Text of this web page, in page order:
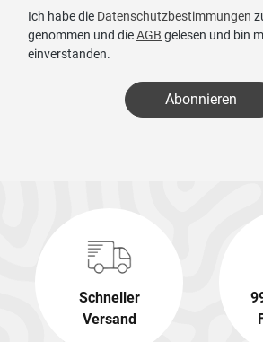
Ich habe die Datenschutzbestimmungen
genommen und dieAGB gelesen und bin
einverstanden.
Abonnieren
Schneller
Versand